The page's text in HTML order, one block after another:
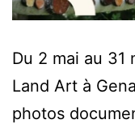
Du 2 mai au 31
Land Art à
photos